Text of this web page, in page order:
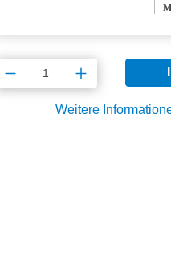
Produkt Anzahl:
Weitere